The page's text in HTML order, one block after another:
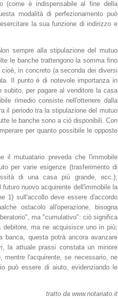
(come è indispensabile al fine della
modalità di perfezionamento può
la sua funzione di indirizzo e
sempre alla stipulazione del mutuo
le banche trattengono la somma fino
in concreto (a seconda dei diversi
Il punto è di notevole importanza in
per pagare al venditore la casa
rimedio consiste nell'ottenere dalla
il periodo tra la stipulazione del mutuo
le banche sono a ciò disponibili. Con
per quanto possibile le opposte
il mutuatario preveda che l'immobile
per varie esigenze (trasferimento di
di una casa più grande, ecc.);
nuovo acquirente dell'immobile la
1) sull'accollo deve essere d'accordo
ostacolo all'operazione, bisogna
ma "cumulativo": ciò significa
ma ne acquisisce uno in più;
questa potrà ancora avanzare
la attuale prassi constata un minore
l'acquirente, se necessario, ne
può essere di aiuto, evidenziando le
tratto da www.notariato.it